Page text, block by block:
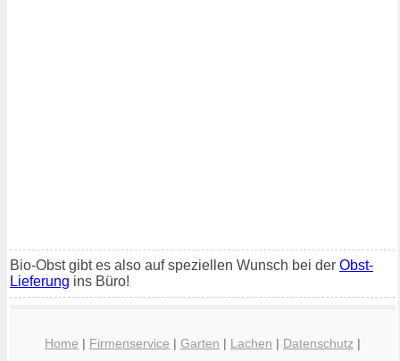
Bio-Obst gibt es also auf speziellen Wunsch bei der Obst-
Lieferung ins Büro!
Home | Firmenservice | Garten | Lachen | Datenschutz |